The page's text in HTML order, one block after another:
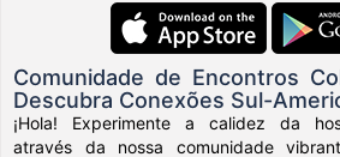
Comunidade de Encontros
Descubra Conexões Sul-
¡Hola! Experimente a calidez da
através da nossa comunidade